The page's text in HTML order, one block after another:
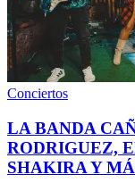
Conciertos
LA BANDA
RODRIGUEZ,
SHAKIRA Y